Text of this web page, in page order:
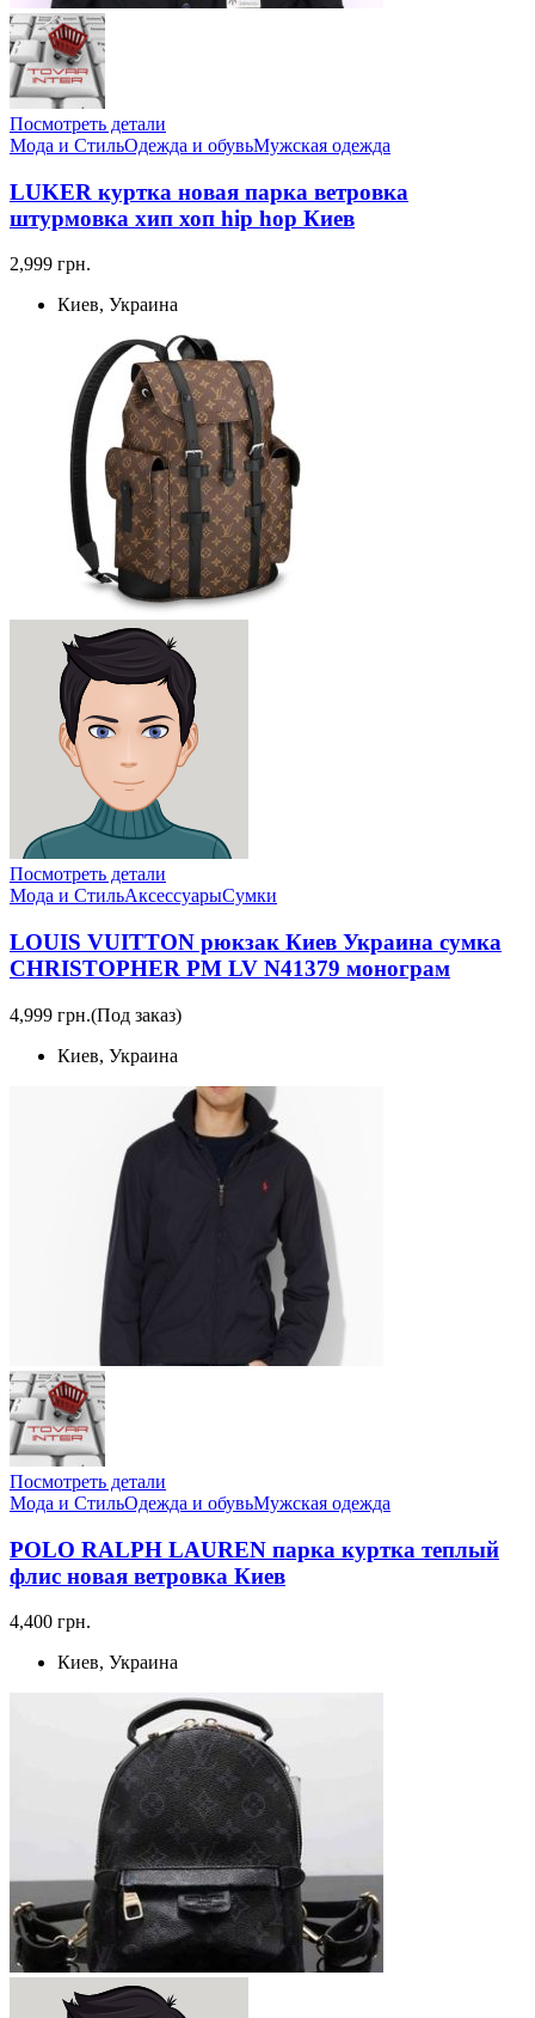
Посмотреть детали
Мода и СтильОдежда и обувьМужская одежда
LUKER куртка новая парка ветровка
штурмовка хип хоп hip hop Киев
2,999 грн.
Киев, Украина
Посмотреть детали
Мода и СтильАксессуарыСумки
LOUIS VUITTON рюкзак Киев Украина сумка
CHRISTOPHER PM LV N41379 монограм
4,999 грн.(Под заказ)
Киев, Украина
Посмотреть детали
Мода и СтильОдежда и обувьМужская одежда
POLO RALPH LAUREN парка куртка теплый
флис новая ветровка Киев
4,400 грн.
Киев, Украина